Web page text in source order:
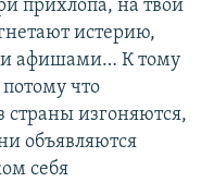
прихлопа, на твои
истерию,
афишами… К тому
что
страны изгоняются,
объявляются
себя